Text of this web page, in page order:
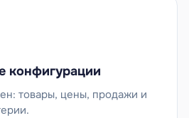
конфигурации
товары, цены, продажи и